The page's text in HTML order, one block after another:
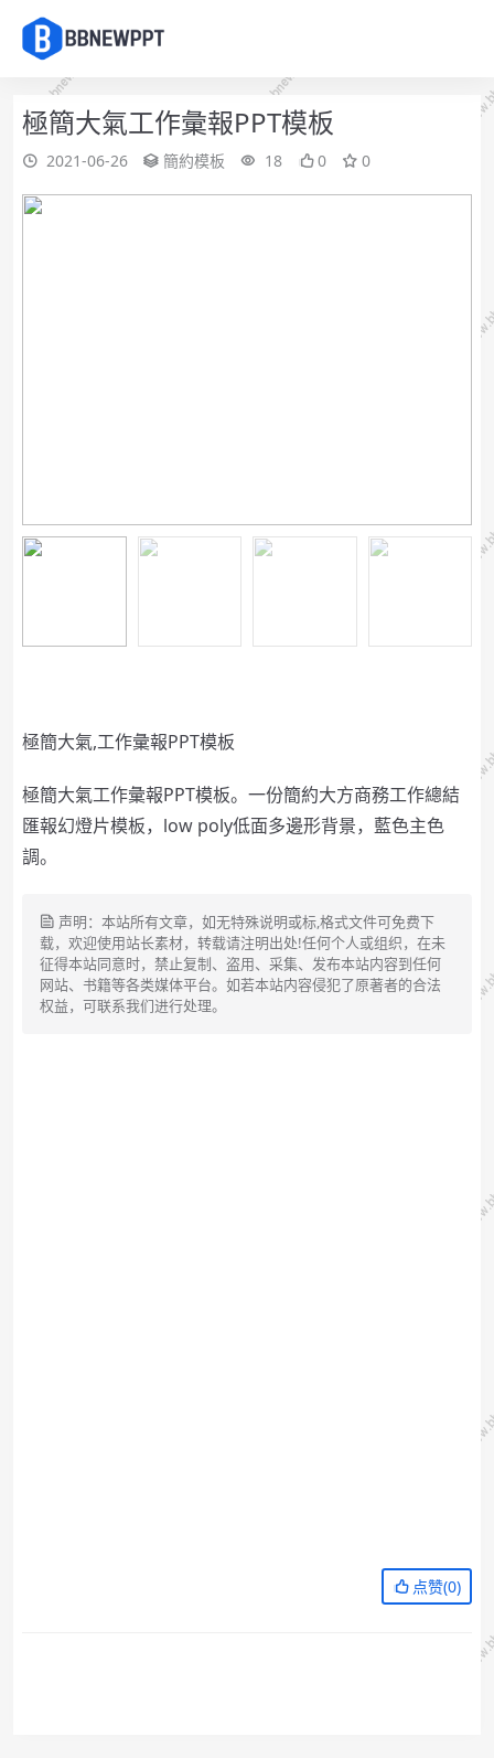
極簡大氣工作彙報PPT模板
2021-06-26 簡約模板 18 0 0
極簡大氣,工作彙報PPT模板
極簡大氣工作彙報PPT模板。一份簡約大方商務工作總結
匯報幻燈片模板，low poly低面多邊形背景，藍色主色
調。
声明：本站所有文章，如无特殊说明或标,格式文件可免费下
载，欢迎使用站长素材，转载请注明出处!任何个人或组织，在未
征得本站同意时，禁止复制、盗用、采集、发布本站内容到任何
网站、书籍等各类媒体平台。如若本站内容侵犯了原著者的合法
权益，可联系我们进行处理。
点赞(0)